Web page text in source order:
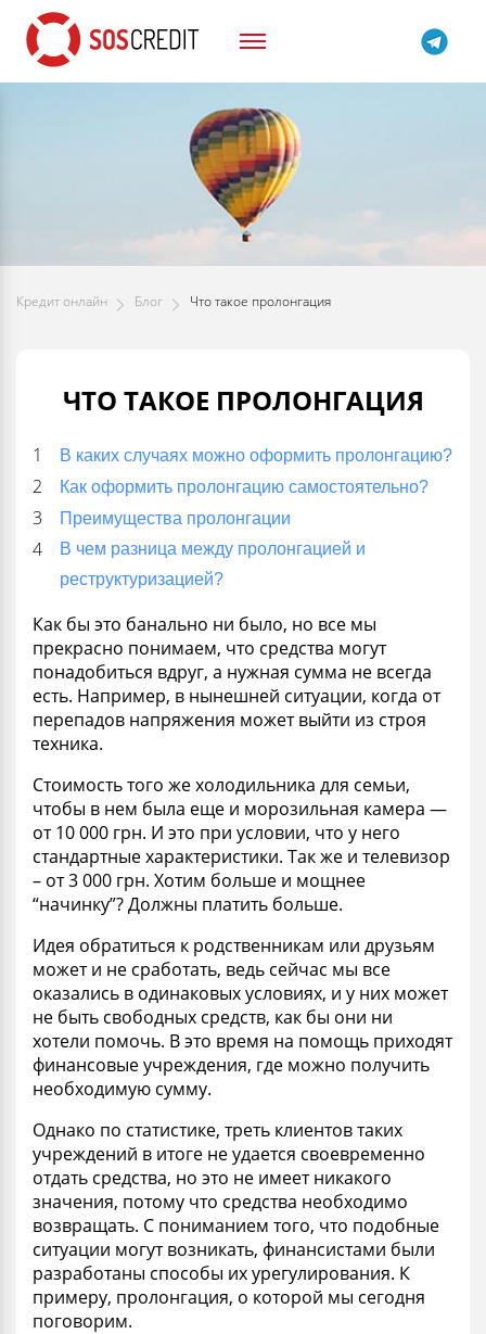
Кредит онлайн Блог Что такое пролонгация
ЧТО ТАКОЕ ПРОЛОНГАЦИЯ
В каких случаях можно оформить пролонгацию?
Как оформить пролонгацию самостоятельно?
Преимущества пролонгации
В чем разница между пролонгацией и
реструктуризацией?
Как бы это банально ни было, но все мы
прекрасно понимаем, что средства могут
понадобиться вдруг, а нужная сумма не всегда
есть. Например, в нынешней ситуации, когда от
перепадов напряжения может выйти из строя
техника.
Стоимость того же холодильника для семьи,
чтобы в нем была еще и морозильная камера —
от 10 000 грн. И это при условии, что у него
стандартные характеристики. Так же и телевизор
– от 3 000 грн. Хотим больше и мощнее
“начинку”? Должны платить больше.
Идея обратиться к родственникам или друзьям
может и не сработать, ведь сейчас мы все
оказались в одинаковых условиях, и у них может
не быть свободных средств, как бы они ни
хотели помочь. В это время на помощь приходят
финансовые учреждения, где можно получить
необходимую сумму.
Однако по статистике, треть клиентов таких
учреждений в итоге не удается своевременно
отдать средства, но это не имеет никакого
значения, потому что средства необходимо
возвращать. С пониманием того, что подобные
ситуации могут возникать, финансистами были
разработаны способы их урегулирования. К
примеру, пролонгация, о которой мы сегодня
поговорим.